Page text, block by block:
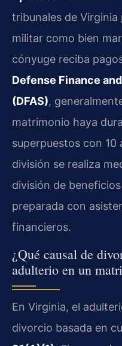
tribunales de
militar como bien
cónyuge reciba
Defense Finance
(DFAS),
matrimonio haya
superpuestos con 10
división se realiza
división de
preparada con
financieros.
¿Qué causal de
adulterio en un
En Virginia, el
divorcio basada en